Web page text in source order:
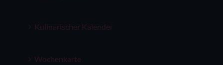
Kulinarischer Kalender
Wochenkarte